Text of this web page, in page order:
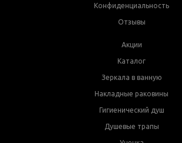
Конфиденциальность
Отзывы
Акции
Каталог
Зеркала в ванную
Накладные раковины
Гигиенический душ
Душевые трапы